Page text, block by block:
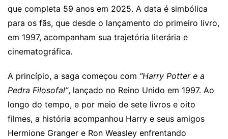
que completa 59 anos em 2025. A data é simbólica
para os fãs, que desde o lançamento do primeiro livro,
em 1997, acompanham sua trajetória literária e
cinematográfica.
A princípio, a saga começou com “Harry Potter e a
Pedra Filosofal”, lançado no Reino Unido em 1997. Ao
longo do tempo, e por meio de sete livros e oito
filmes, a história acompanhou Harry e seus amigos
Hermione Granger e Ron Weasley enfrentando